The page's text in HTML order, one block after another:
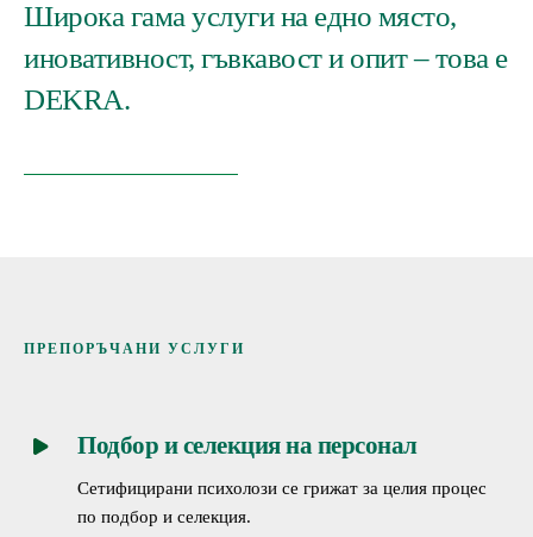
Широка гама услуги на едно място,
иновативност, гъвкавост и опит – това е
DEKRA.
ПРЕПОРЪЧАНИ УСЛУГИ
Подбор и селекция на персонал
Сетифицирани психолози се грижат за целия процес
по подбор и селекция.